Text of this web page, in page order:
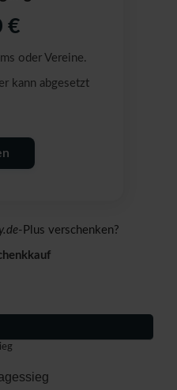
€
oder Vereine.
kann abgesetzt
-Plus verschenken?